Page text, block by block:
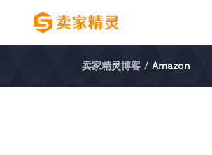
卖家精灵博客 / Amazon